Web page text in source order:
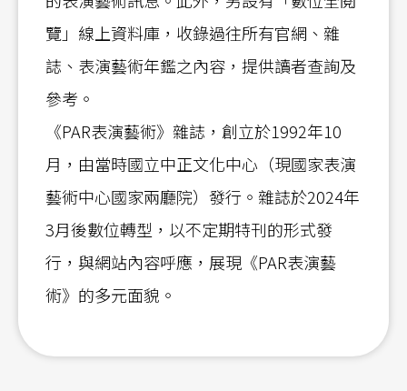
覽」線上資料庫，收錄過往所有官網、雜
誌、表演藝術年鑑之內容，提供讀者查詢及
參考。
《PAR表演藝術》雜誌，創立於1992年10
月，由當時國立中正文化中心（現國家表演
藝術中心國家兩廳院）發行。雜誌於2024年
3月後數位轉型，以不定期特刊的形式發
行，與網站內容呼應，展現《PAR表演藝
術》的多元面貌。